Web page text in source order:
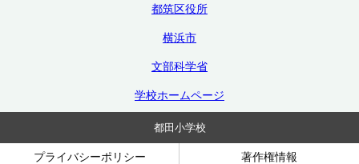
都筑区役所
横浜市
文部科学省
学校ホームページ
都田小学校
プライバシーポリシー 著作権情報